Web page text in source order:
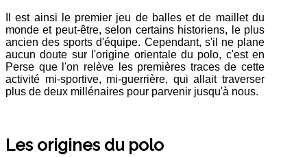
Il est ainsi le premier jeu de balles et de maillet du
monde et peut-être, selon certains historiens, le plus
ancien des sports d'équipe. Cependant, s'il ne plane
aucun doute sur l'origine orientale du polo, c'est en
Perse que l'on relève les premières traces de cette
activité mi-sportive, mi-guerrière, qui allait traverser
plus de deux millénaires pour parvenir jusqu'à nous.
Les origines du polo